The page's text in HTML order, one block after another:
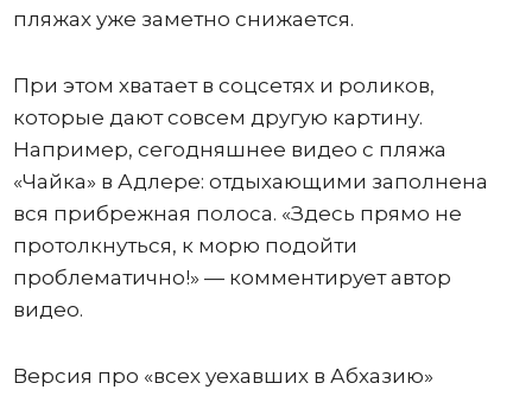
пляжах уже заметно снижается.
При этом хватает в соцсетях и роликов,
которые дают совсем другую картину.
Например, сегодняшнее видео с пляжа
«Чайка» в Адлере: отдыхающими заполнена
вся прибрежная полоса. «Здесь прямо не
протолкнуться, к морю подойти
проблематично!» — комментирует автор
видео.
Версия про «всех уехавших в Абхазию»